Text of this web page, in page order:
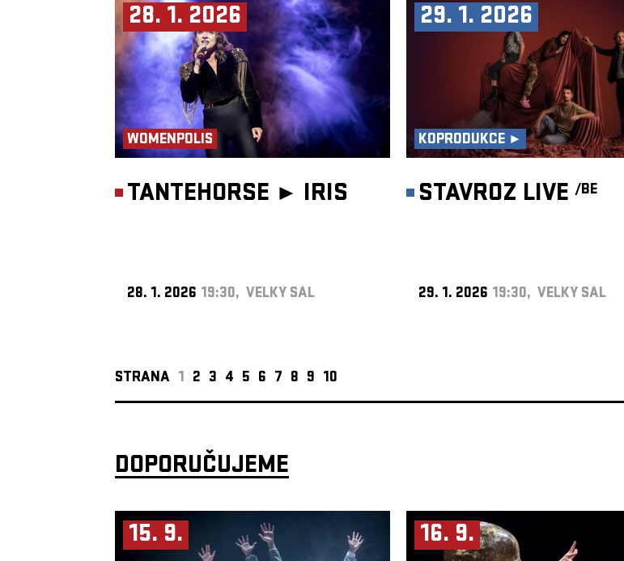
28. 1. 2026
WOMENPOLIS
TANTEHORSE ► IRIS
28. 1. 2026 19:30, VELKÝ SÁL
29. 1. 2026
KOPRODUKCE ►
STAVROZ LIVE /BE
29. 1. 2026 19:30, VELKÝ SÁL
STRANA 1 2 3 4 5 6 7 8 9 10
DOPORUČUJEME
15. 9. 16. 9.